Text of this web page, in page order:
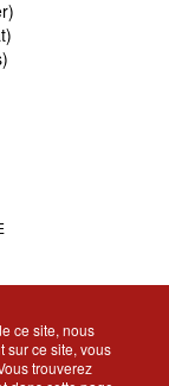
ce site, nous
sur ce site, vous
trouverez